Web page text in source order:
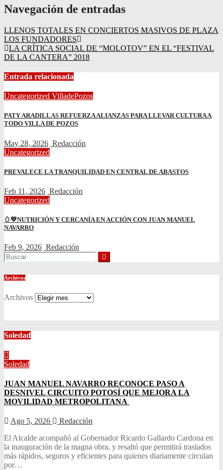
Navegación de entradas
LLENOS TOTALES EN CONCIERTOS MASIVOS DE PLAZA
LOS FUNDADORES
LA CRÍTICA SOCIAL DE “MOLOTOV” EN EL “FESTIVAL
DE LA CANTERA” 2018
Entrada relacionada
Uncategorized VilladePozos
PATY ARADILLAS REFUERZA ALIANZAS PARA LLEVAR CULTURA A
TODO VILLA DE POZOS
May 28, 2026 Redacción
Uncategorized
PREVALECE LA TRANQUILIDAD EN CENTRAL DE ABASTOS
Feb 11, 2026 Redacción
Uncategorized
🥚💚NUTRICIÓN Y CERCANÍA EN ACCIÓN CON JUAN MANUEL
NAVARRO
Feb 9, 2026 Redacción
Archivos
Archivos
Soledad
Soledad
JUAN MANUEL NAVARRO RECONOCE PASO A
DESNIVEL CIRCUITO POTOSÍ QUE MEJORA LA
MOVILIDAD METROPOLITANA
Ago 5, 2026
Redacción
El Alcalde acompañó al Gobernador Ricardo Gallardo Cardona en
la inauguración de la magna obra, y resaltó que permitirá traslados
más rápidos, seguros y eficientes para quienes diariamente circulan
por…